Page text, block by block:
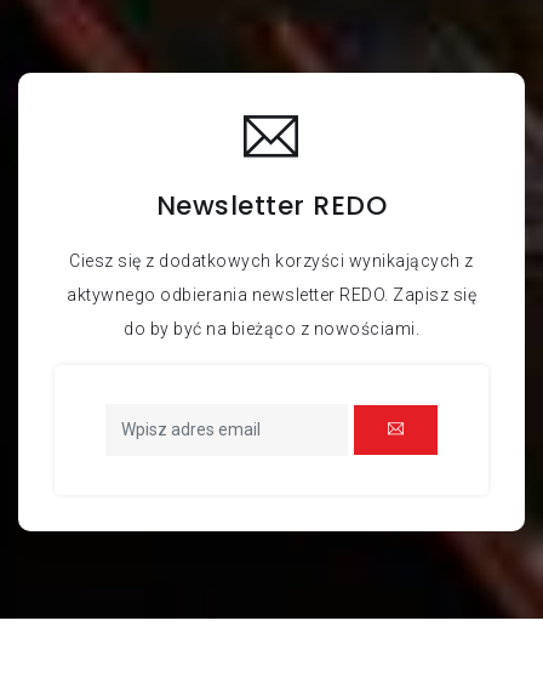
Newsletter REDO
Ciesz się z dodatkowych korzyści wynikających z
aktywnego odbierania newsletter REDO. Zapisz się
do by być na bieżąco z nowościami.